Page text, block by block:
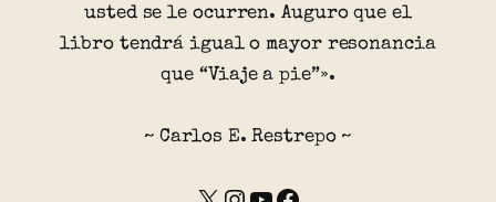
usted se le ocurren. Auguro que el
libro tendrá igual o mayor resonancia
que “Viaje a pie”».
~ Carlos E. Restrepo ~